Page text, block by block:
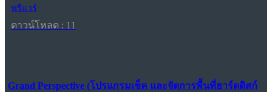
ฟรีแวร์
ดาวน์โหลด : 11
Grand Perspective (โปรแกรมเช็ค และจัดการพื้นที่ฮาร์ดดิสก์